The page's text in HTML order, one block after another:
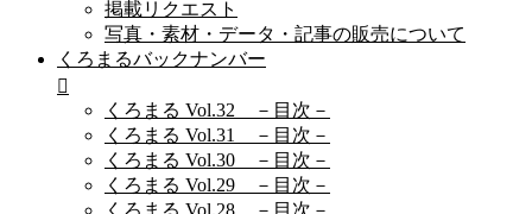
掲載リクエスト
写真・素材・データ・記事の販売について
くろまるバックナンバー
くろまる Vol.32 －目次－
くろまる Vol.31 －目次－
くろまる Vol.30 －目次－
くろまる Vol.29 －目次－
くろまる Vol.28 －目次－